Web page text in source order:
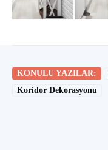
KONULU YAZILAR:
Koridor Dekorasyonu